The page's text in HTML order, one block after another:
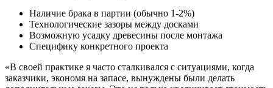
Наличие брака в партии (обычно 1-2%)
Технологические зазоры между досками
Возможную усадку древесины после монтажа
Специфику конкретного проекта
«В своей практике я часто сталкивался с ситуациями, когда
заказчики, экономя на запасе, вынуждены были делать